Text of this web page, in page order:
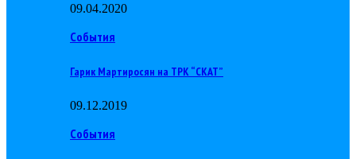
09.04.2020
События
Гарик Мартиросян на ТРК “СКАТ”
09.12.2019
События